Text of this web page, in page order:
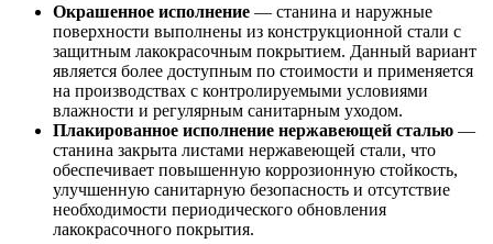
Окрашенное исполнение — станина и наружные
поверхности выполнены из конструкционной стали с
защитным лакокрасочным покрытием. Данный вариант
является более доступным по стоимости и применяется
на производствах с контролируемыми условиями
влажности и регулярным санитарным уходом.
Плакированное исполнение нержавеющей сталью —
станина закрыта листами нержавеющей стали, что
обеспечивает повышенную коррозионную стойкость,
улучшенную санитарную безопасность и отсутствие
необходимости периодического обновления
лакокрасочного покрытия.